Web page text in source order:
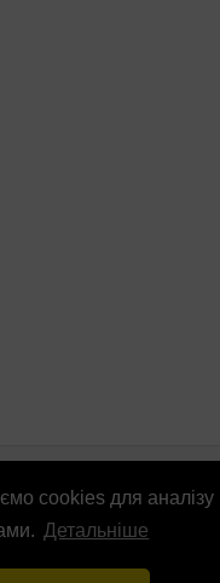
cookies для аналізу
Детальніше
Правова інформація
info@patrioty.org.ua